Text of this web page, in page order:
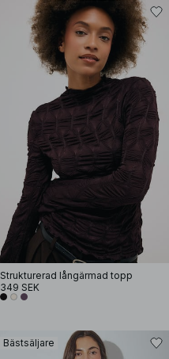
Strukturerad långärmad topp
349 SEK
Bästsäljare